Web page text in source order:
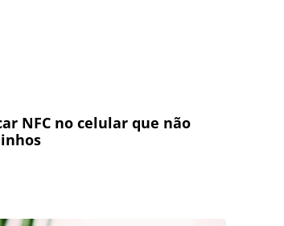
NFC no celular que não